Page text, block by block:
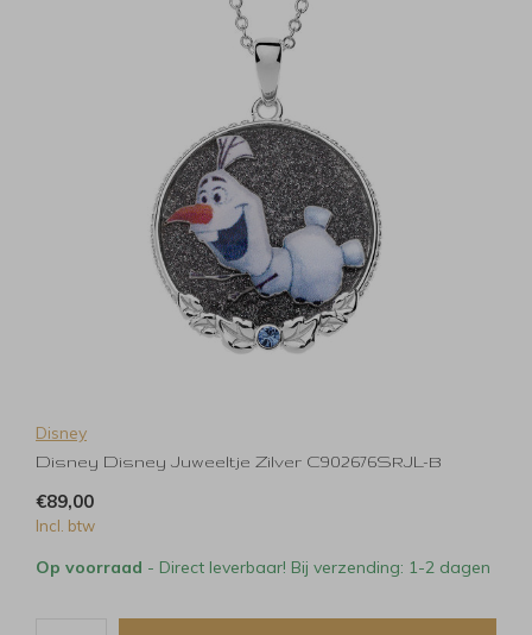
Disney
Disney Disney Juweeltje Zilver C902676SRJL-B
€89,00
Incl. btw
Op voorraad - Direct leverbaar! Bij verzending: 1-2 dagen